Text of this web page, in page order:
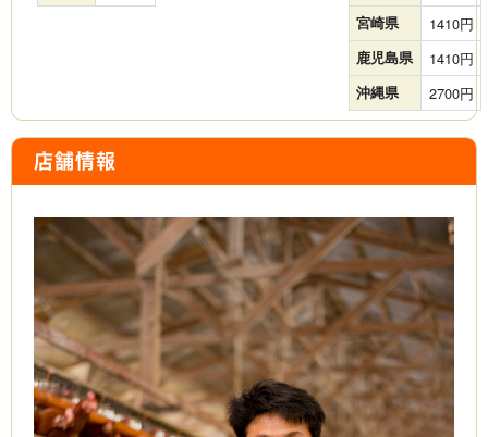
宮崎県 1410
鹿児島県 1410
沖縄県 2700
店舗情報